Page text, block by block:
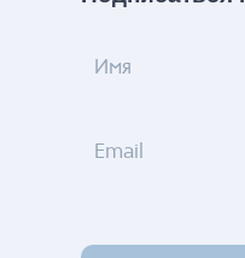
Имя
Email